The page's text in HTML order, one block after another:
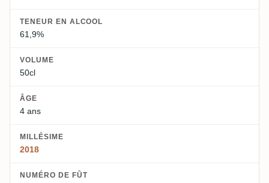
TENEUR EN ALCOOL
61,9%
VOLUME
50cl
ÂGE
4 ans
MILLÉSIME
2018
NUMÉRO DE FÛT